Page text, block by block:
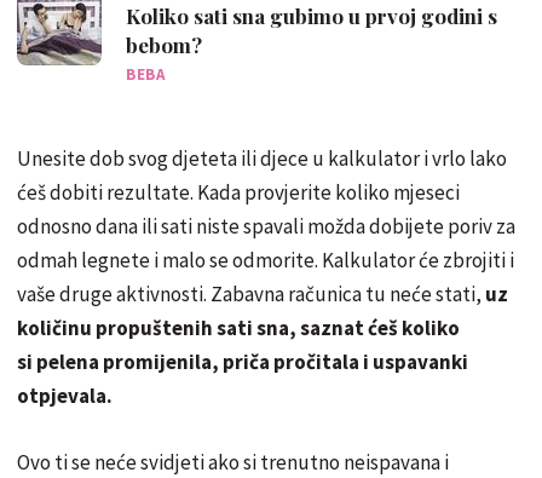
Koliko sati sna gubimo u prvoj godini s
bebom?
BEBA
Unesite dob svog djeteta ili djece u kalkulator i vrlo lako
ćeš dobiti rezultate. Kada provjerite koliko mjeseci
odnosno dana ili sati niste spavali možda dobijete poriv za
odmah legnete i malo se odmorite. Kalkulator će zbrojiti i
vaše druge aktivnosti. Zabavna računica tu neće stati, uz
količinu propuštenih sati sna, saznat ćeš koliko
si pelena promijenila, priča pročitala i uspavanki
otpjevala.
Ovo ti se neće svidjeti ako si trenutno neispavana i